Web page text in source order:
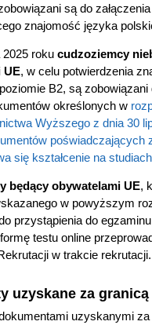
są do
znajomość języka
roku cudzoziemcy
UE, w celu potwierdzenia
B2, są zobowiązani
określonych w
Wyższego z dnia 30
poświadczających
się kształcenie na studiach
będący obywatelami UE,
w powyższym
przystąpienia do
testu online
w trakcie rekrutacji.
uzyskane za granicą
uzyskanymi